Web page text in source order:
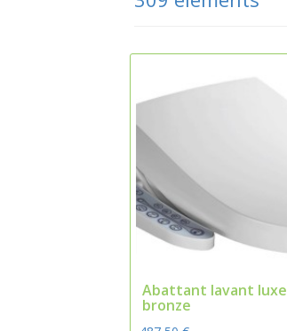
Abattant lavant luxe
bronze